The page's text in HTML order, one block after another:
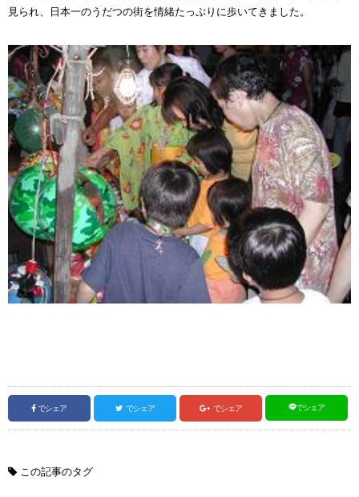
見られ、日本一のうだつの街を情緒たっぷりに歩いてきました。
でシェア でシェア でシェア でシェア
この記事のタグ